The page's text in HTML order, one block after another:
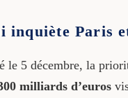
inquiète Paris
le 5 décembre, la
milliards d’euros